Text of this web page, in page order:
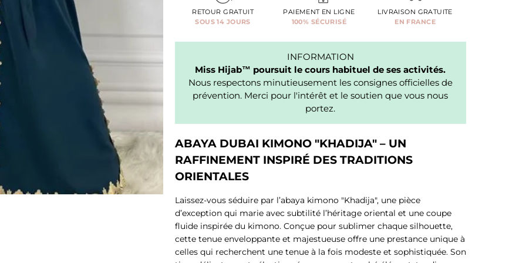
RETOUR GRATUIT
SOUS 14 JOURS
PAIEMENT EN LIGNE
100% SÉCURISÉ
LIVRAISON GRATUITE
EN FRANCE
INFORMATION
Miss Hijab™ poursuit le cours habituel de ses activités.
Nous respectons minutieusement les consignes officielles de
prévention. Merci pour l'intérêt et le soutien que vous nous
portez.
ABAYA DUBAI KIMONO "KHADIJA" – UN
RAFFINEMENT INSPIRÉ DES TRADITIONS
ORIENTALES
Laissez-vous séduire par l’abaya kimono "Khadija", une pièce
d’exception qui marie avec subtilité l’héritage oriental et une coupe
fluide inspirée du kimono. Conçue pour sublimer chaque silhouette,
cette tenue enveloppante et majestueuse offre une prestance unique à
celles qui recherchent une tenue à la fois modeste et sophistiquée. Son